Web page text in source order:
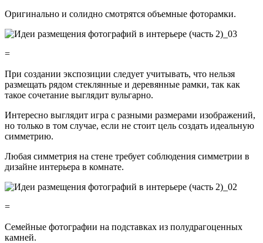
Оригинально и солидно смотрятся объемные фоторамки.
=
При создании экспозиции следует учитывать, что нельзя
размещать рядом стеклянные и деревянные рамки, так как
такое сочетание выглядит вульгарно.
Интересно выглядит игра с разными размерами изображений,
но только в том случае, если не стоит цель создать идеальную
симметрию.
Любая симметрия на стене требует соблюдения симметрии в
дизайне интерьера в комнате.
=
Семейные фотографии на подставках из полудрагоценных
камней.